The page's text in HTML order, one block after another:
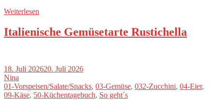
Weiterlesen
Italienische Gemüsetarte Rustichella
18. Juli 202620. Juli 2026
Nina
01-Vorspeisen/Salate/Snacks, 03-Gemüse, 032-Zucchini, 04-Eier,
09-Käse, 50-Küchentagebuch, So geht´s